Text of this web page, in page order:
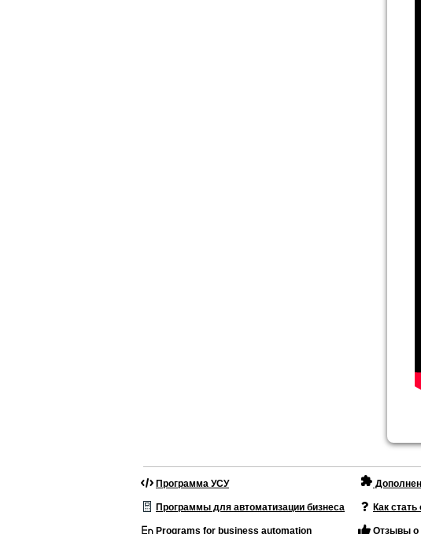
Программа УСУ
Программы для автоматизации бизнеса
Programs for business automation
Как
Отзывы о